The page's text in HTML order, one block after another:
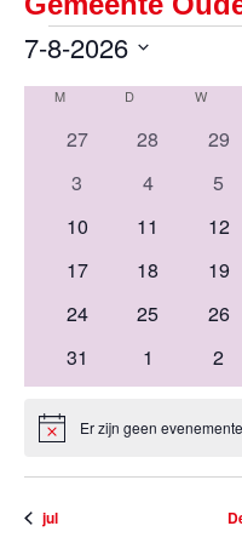
Evenementen
7-8-2026
Selecteer
datum.
Kalender
van
Evenementen
MMAANDAGD DINSDAGW
0
27
0
28
0
29
0
3
0
4
0
5
0
10
0
11
0
12
0
17
0
18
0
19
0
24
0
25
0
26
0
evenementen
31
0
1
0
2
BerichtEr zijn geen
jul